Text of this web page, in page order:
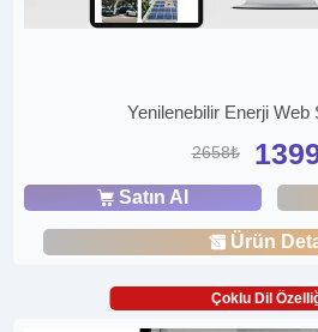
Yenilenebilir Enerji Web
2658₺
Satın Al
Ürün
Çoklu Dil